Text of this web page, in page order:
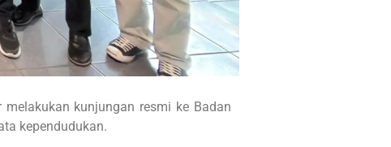
kunjungan resmi ke Badan
kependudukan.